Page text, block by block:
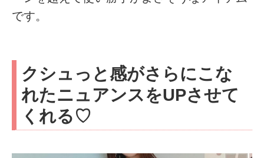
です。
クシュっと感がさらにこな
れたニュアンスをUPさせて
くれる♡